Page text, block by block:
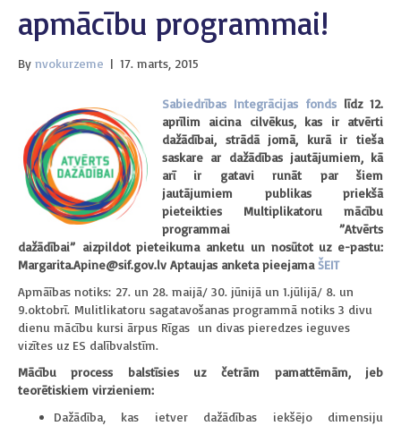
apmācību programmai!
By nvokurzeme | 17. marts, 2015
Sabiedrības Integrācijas fondslīdz 12.
aprīlim aicina cilvēkus, kas ir atvērti
dažādībai, strādā jomā, kurā ir tieša
saskare ar dažādības jautājumiem, kā
arī ir gatavi runāt par šiem
jautājumiem publikas priekšā
pieteikties Multiplikatoru mācību
programmai ”Atvērts
dažādībai” aizpildot pieteikuma anketu un nosūtot uz e-pastu:
Margarita.Apine@sif.gov.lv Aptaujas anketa pieejamaŠEIT
Apmāības notiks: 27. un 28. maijā/ 30. jūnijā un 1.jūlijā/ 8. un
9.oktobrī. Mulitlikatoru sagatavošanas programmā notiks 3 divu
dienu mācību kursi ārpus Rīgas un divas pieredzes ieguves
vizītes uz ES dalībvalstīm.
Mācību process balstīsies uz četrām pamattēmām, jeb
teorētiskiem virzieniem:
Dažādība, kas ietver dažādības iekšējo dimensiju